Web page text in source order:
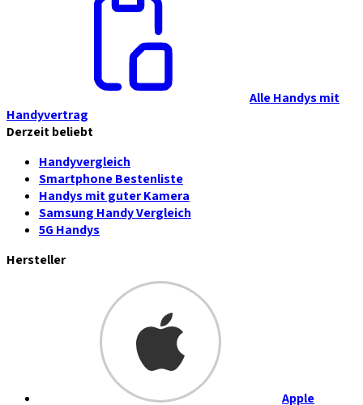
Alle Handys mit
Handyvertrag
Derzeit beliebt
Handyvergleich
Smartphone Bestenliste
Handys mit guter Kamera
Samsung Handy Vergleich
5G Handys
Hersteller
Apple